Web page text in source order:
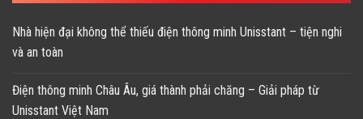
Nhà hiện đại không thể thiếu điện thông minh Unisstant – tiện nghi
và an toàn
Điện thông minh Châu Âu, giá thành phải chăng – Giải pháp từ
Unisstant Việt Nam